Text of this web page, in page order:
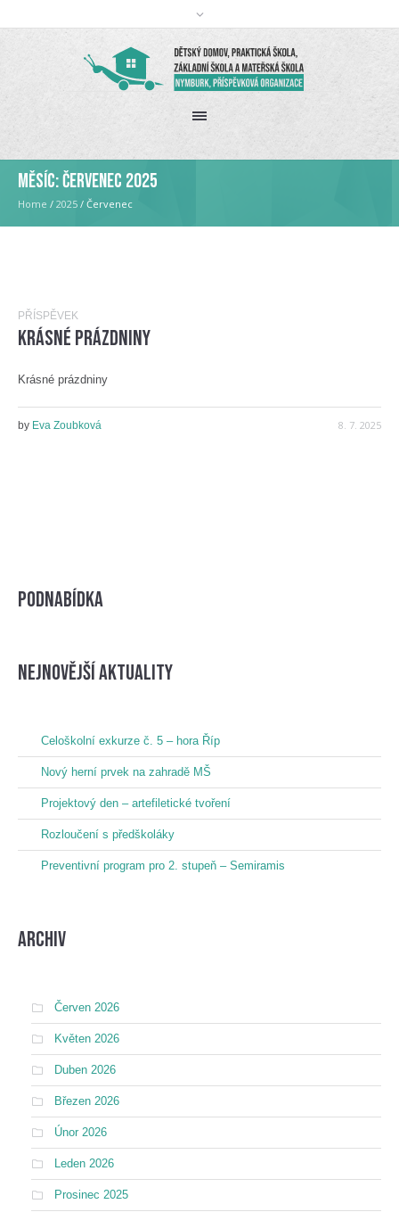
Měsíc:Červenec 2025
Home / 2025 / Červenec
PŘÍSPĚVEK
Krásné prázdniny
Krásné prázdniny
8. 7. 2025
by Eva Zoubková
Podnabídka
nejnovější aktuality
Celoškolní exkurze č. 5 – hora Říp
Nový herní prvek na zahradě MŠ
Projektový den – artefiletické tvoření
Rozloučení s předškoláky
Preventivní program pro 2. stupeň – Semiramis
Archiv
Červen 2026
Květen 2026
Duben 2026
Březen 2026
Únor 2026
Leden 2026
Prosinec 2025